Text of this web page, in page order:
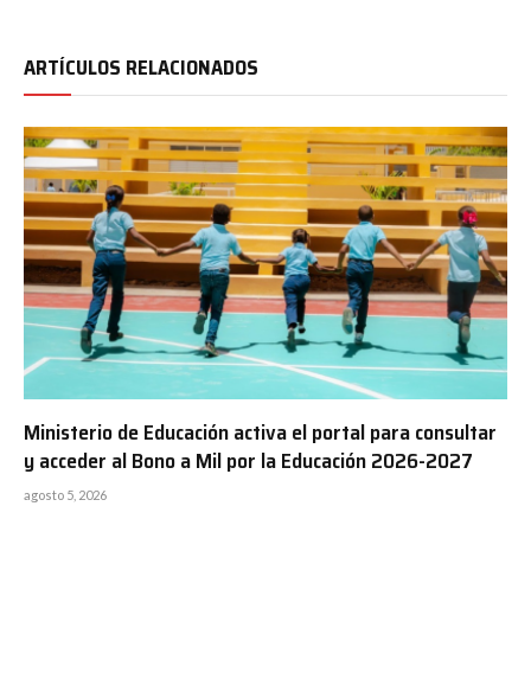
ARTÍCULOS RELACIONADOS
Ministerio de Educación activa el portal para consultar
y acceder al Bono a Mil por la Educación 2026-2027
agosto 5, 2026